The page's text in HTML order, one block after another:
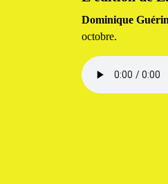
Dominique Guérin
octobre.